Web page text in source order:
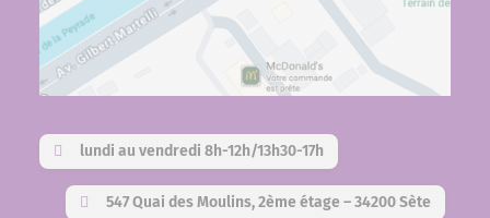
lundi au vendredi 8h-12h/13h30-17h
547 Quai des Moulins, 2ème étage – 34200 Sète